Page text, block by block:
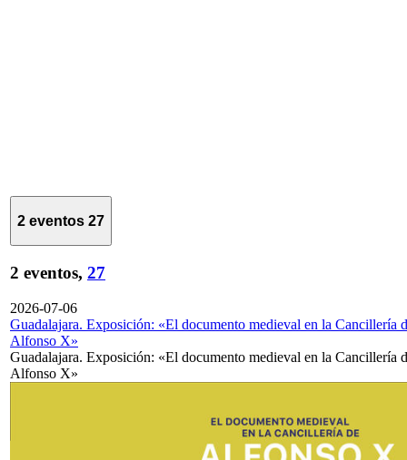
2 eventos 27
2 eventos, 27
2026-07-06
Guadalajara. Exposición: «El documento medieval en la Cancillería
Alfonso X»
Guadalajara. Exposición: «El documento medieval en la Cancillería
Alfonso X»